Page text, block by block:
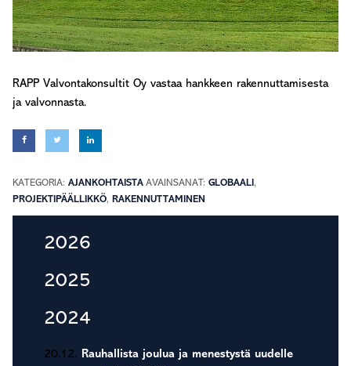
RAPP Valvontakonsultit Oy vastaa hankkeen rakennuttamisesta
ja valvonnasta.
KATEGORIA: AJANKOHTAISTA AVAINSANAT: GLOBAALI ,
PROJEKTIPÄÄLLIKKÖ, RAKENNUTTAMINEN
Ensisijainen
sivupalkki
2026
2025
2024
20.12. Rauhallista joulua ja menestystä uudelle